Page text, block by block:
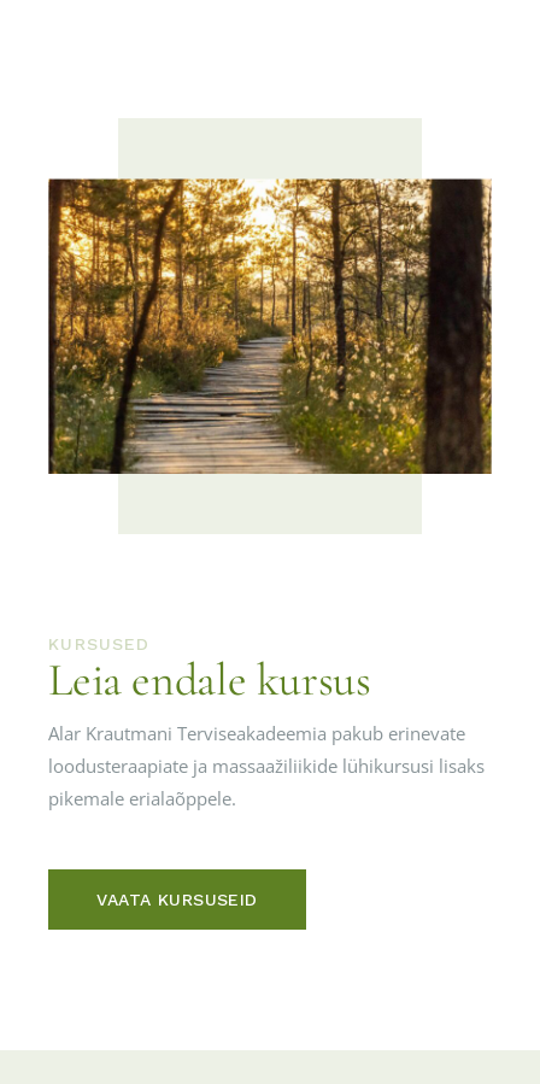
KURSUSED
Leia endale kursus
Alar Krautmani Terviseakadeemia pakub erinevate
loodusteraapiate ja massaažiliikide lühikursusi lisaks
pikemale erialaõppele.
VAATA KURSUSEID